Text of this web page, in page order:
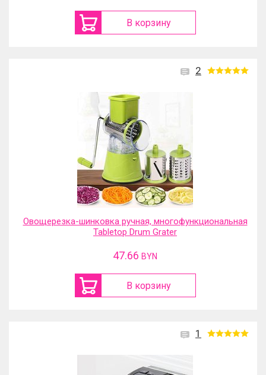
В корзину
2
Овощерезка-шинковка ручная, многофункциональная
Tabletop Drum Grater
47.66 BYN
В корзину
1